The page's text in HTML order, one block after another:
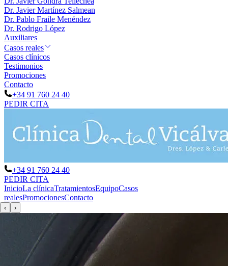
Dr. Javier Martínez Salmean
Dr. Pablo Fraile Menéndez
Dr. Rodrigo López
Auxiliares
Casos reales
Casos clínicos
Testimonios
Promociones
Contacto
+34 91 760 24 40
PEDIR CITA
+34 91 760 24 40
PEDIR CITA
InicioLa clínicaTratamientosEquipoCasos
realesPromocionesContacto
‹ ›